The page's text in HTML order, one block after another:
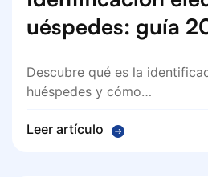
uéspedes: guía
Descubre qué es la
huéspedes y cómo…
Leer artículo